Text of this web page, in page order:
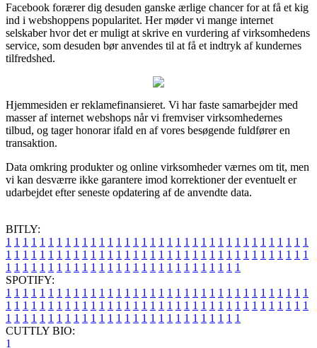
Facebook forærer dig desuden ganske ærlige chancer for at få et kig
ind i webshoppens popularitet. Her møder vi mange internet
selskaber hvor det er muligt at skrive en vurdering af virksomhedens
service, som desuden bør anvendes til at få et indtryk af kundernes
tilfredshed.
Hjemmesiden er reklamefinansieret. Vi har faste samarbejder med
masser af internet webshops når vi fremviser virksomhedernes
tilbud, og tager honorar ifald en af vores besøgende fuldfører en
transaktion.
Data omkring produkter og online virksomheder værnes om tit, men
vi kan desværre ikke garantere imod korrektioner der eventuelt er
udarbejdet efter seneste opdatering af de anvendte data.
BITLY:
1 1 1 1 1 1 1 1 1 1 1 1 1 1 1 1 1 1 1 1 1 1 1 1 1 1 1 1 1 1 1 1 1 1 1 1
1 1 1 1 1 1 1 1 1 1 1 1 1 1 1 1 1 1 1 1 1 1 1 1 1 1 1 1 1 1 1 1 1 1 1 1
1 1 1 1 1 1 1 1 1 1 1 1 1 1 1 1 1 1 1 1 1 1 1 1 1 1 1 1
SPOTIFY:
1 1 1 1 1 1 1 1 1 1 1 1 1 1 1 1 1 1 1 1 1 1 1 1 1 1 1 1 1 1 1 1 1 1 1 1
1 1 1 1 1 1 1 1 1 1 1 1 1 1 1 1 1 1 1 1 1 1 1 1 1 1 1 1 1 1 1 1 1 1 1 1
1 1 1 1 1 1 1 1 1 1 1 1 1 1 1 1 1 1 1 1 1 1 1 1 1 1 1 1
CUTTLY BIO:
1